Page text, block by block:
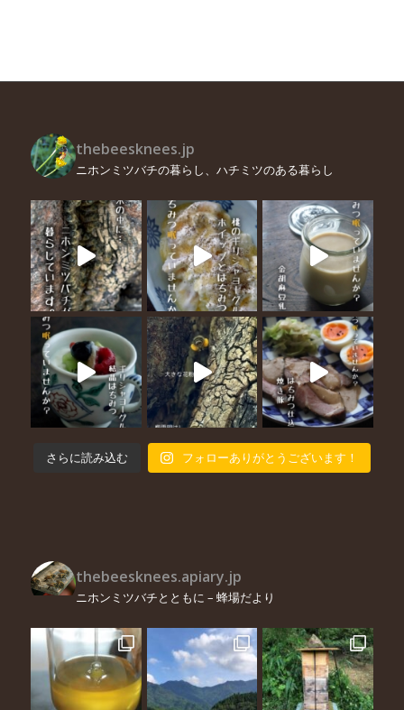
thebeesknees.jp
ニホンミツバチの暮らし、ハチミツのある暮らし
さらに読み込む フォローありがとうございます！
thebeesknees.apiary.jp
ニホンミツバチとともに – 蜂場だより